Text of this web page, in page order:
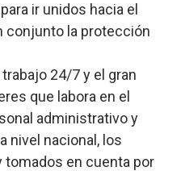
ir unidos hacia el
conjunto la protección
24/7 y el gran
que labora en el
administrativo y
nivel nacional, los
en cuenta por